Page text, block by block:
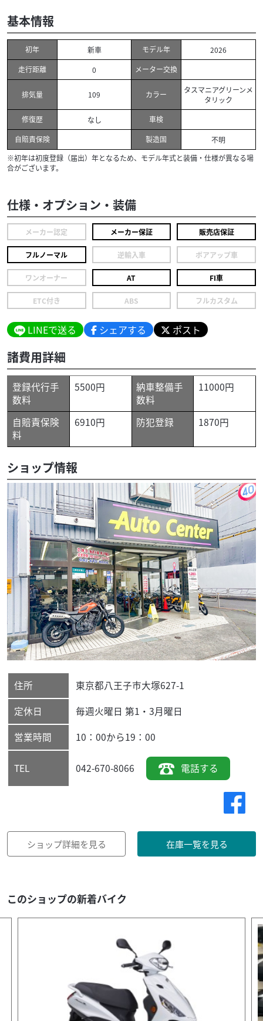
基本情報
初年 新車 モデル年
2026
走行距離
0 メーター交換
排気量 109 カラー
タスマニアグリーンメ
タリック
修復歴
なし
車検
自賠責保険
製造国
不明
※初年は初度登録（届出）年となるため、モデル年式と装備・仕様が異なる場
合がございます。
仕様・オプション・装備
メーカー認定 メーカー保証 販売店保証
フルノーマル 逆輸入車 ボアアップ車
ワンオーナー AT FI車
ETC付き ABS フルカスタム
LINEで送る シェアする ポスト
諸費用詳細
登録代行手
数料
5500円
納車整備手
数料
11000円
自賠責保険
料
6910円 防犯登録 1870円
ショップ情報
住所 東京都八王子市大塚627-1
定休日
毎週火曜日 第1・3月曜日
営業時間
10：00から19：00
TEL 042-670-8066 電話する
ショップ詳細を見る 在庫一覧を見る
このショップの新着バイク